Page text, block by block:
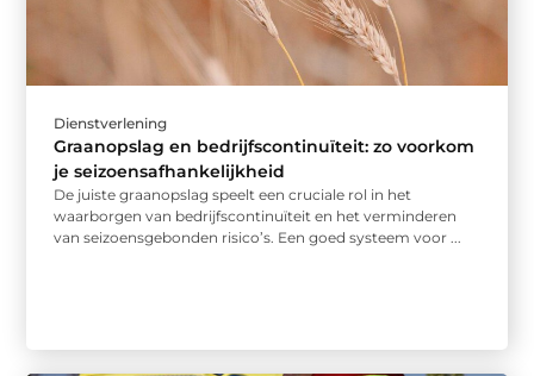
Dienstverlening
Graanopslag en bedrijfscontinuïteit: zo voorkom
je seizoensafhankelijkheid
De juiste graanopslag speelt een cruciale rol in het
waarborgen van bedrijfscontinuïteit en het verminderen
van seizoensgebonden risico’s. Een goed systeem voor ...